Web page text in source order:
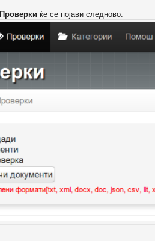
Проверки ќе се појави следново: